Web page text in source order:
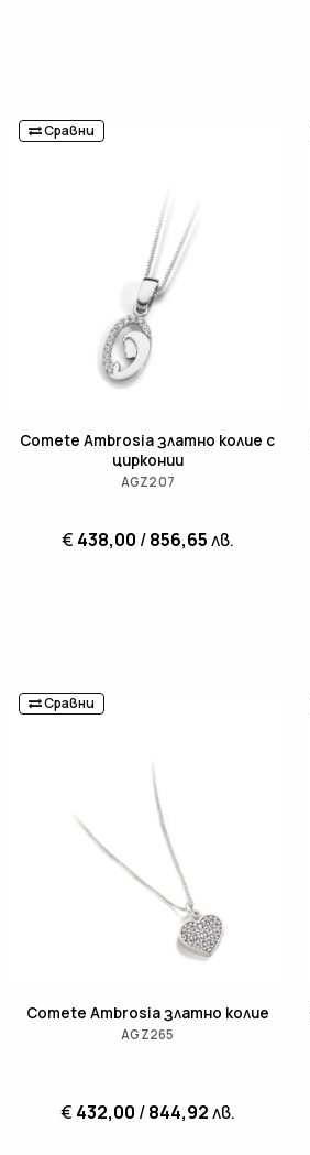
Сравни
Comete Ambrosia златно колие с
цирконии
AGZ207
€ 438,00 /856,65лв.
Сравни
Comete Ambrosia златно колие
AGZ265
€ 432,00 /844,92лв.